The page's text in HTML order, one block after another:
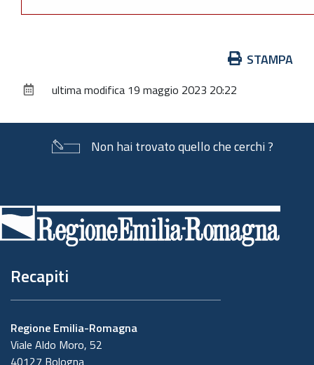
documento
STAMPA
ultima modifica 19 maggio 2023 20:22
Non hai trovato quello che cerchi ?
di
pagina
Recapiti
Regione Emilia-Romagna
Viale Aldo Moro, 52
40127 Bologna